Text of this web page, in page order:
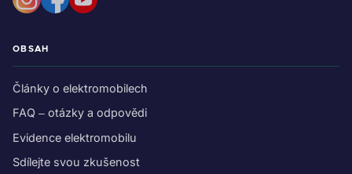
OBSAH
Články o elektromobilech
FAQ – otázky a odpovědi
Evidence elektromobilu
Sdílejte svou zkušenost